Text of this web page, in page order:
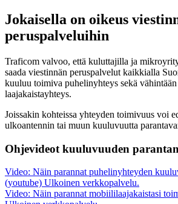
Jokaisella on oikeus
peruspalveluihin
Traficom valvoo, että kuluttajilla ja
saada viestinnän peruspalvelut kaikkialla
kuuluu toimiva puhelinyhteys sekä
laajakaistayhteys.
Joissakin kohteissa yhteyden toimivuus voi
ulkoantennin tai muun kuuluvuutta
Ohjevideot kuuluvuuden
Video: Näin parannat puhelinyhteyden
(youtube) Ulkoinen verkkopalvelu.
Video: Näin parannat mobiililaajakaistasi